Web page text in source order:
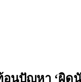
นปัญหา ‘ผิด